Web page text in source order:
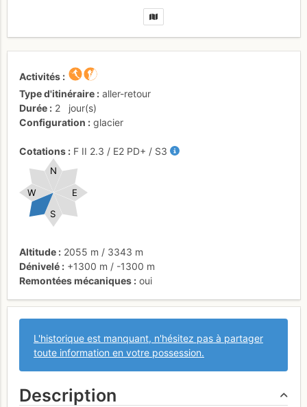
Activités
Type d'itinéraire
aller-retour
Durée
2
jour(s)
Configuration
glacier
Cotations F II 2.3 / E2 PD+ / S3
E
W
S
N
Altitude 2055 m / 3343 m
Dénivelé
+1300 m / -1300 m
Remontées mécaniques
oui
L'historique est manquant, n'hésitez pas à partager
toute information en votre possession.
Description